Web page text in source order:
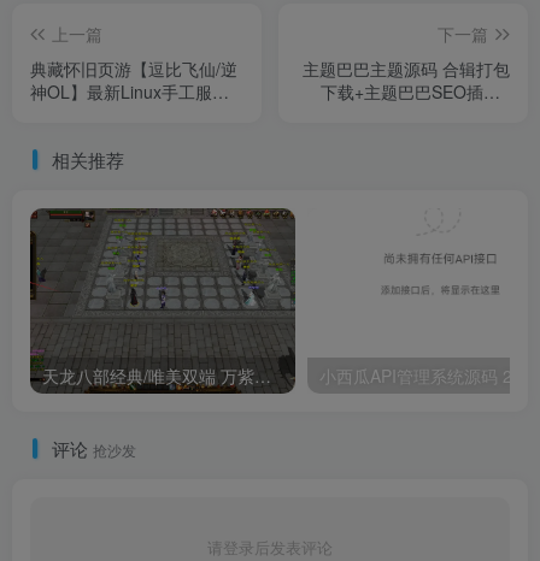
上一篇
典藏怀旧页游【逗比飞仙/逆
神OL】最新Linux手工服务
下一篇
主题巴巴主题源码 合辑打包
下载+主题巴巴SEO插件 |
相关推荐
天龙八部经典/唯美双端 万紫千红4 绝情谷 单L机一键运行 小西瓜API管理系统源码 2.0
评论 抢沙发
请登录后发表评论